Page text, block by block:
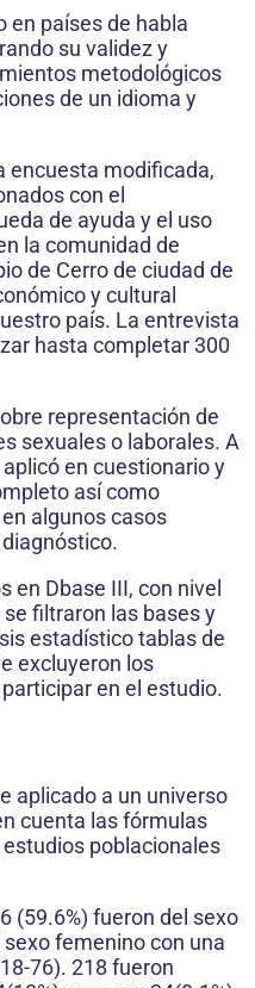
en países de habla
su validez y
metodológicos
de un idioma y
encuesta modificada,
con el
de ayuda y el uso
la comunidad de
de Cerro de ciudad de
y cultural
país. La entrevista
hasta completar 300
representación de
sexuales o laborales. A
en cuestionario y
así como
algunos casos
en Dbase III, con nivel
filtraron las bases y
estadístico tablas de
excluyeron los
en el estudio.
aplicado a un universo
cuenta las fórmulas
poblacionales
(59.6%) fueron del sexo
femenino con una
76). 218 fueron